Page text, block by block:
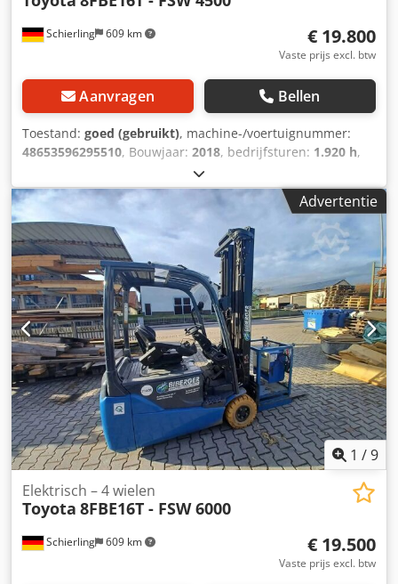
Schierling 609 km € 19.800
Vaste prijs excl. btw
Aanvragen Bellen
Toestand: goed (gebruikt), machine-/voertuignummer:
48653596295510, Bouwjaar: 2018, bedrijfsturen: 1.920 h,
, hefhoogte:
brandstoftype:elektrisch, masttype:overig, totaalgewicht:
2.980 kg
, 4745052 Djdpozqb Axsfx Am Sjwa De Toyota
8FBE16T - FSW 4500 elektrische vorkheftruck is een
krachtige en veelzijdige oplossing voor het intern en extern
transport van materialen. Met een nominale
draagcapaciteit van 1.600 kg en een gemiddelde hefhoogte
van 4,5 meter biedt hij d...
Advertentie
1 /9
Schierling 609 km
Elektrisch – 4 wielen
Toyota 8FBE16T - FSW 6000
€ 19.500
Vaste prijs excl. btw